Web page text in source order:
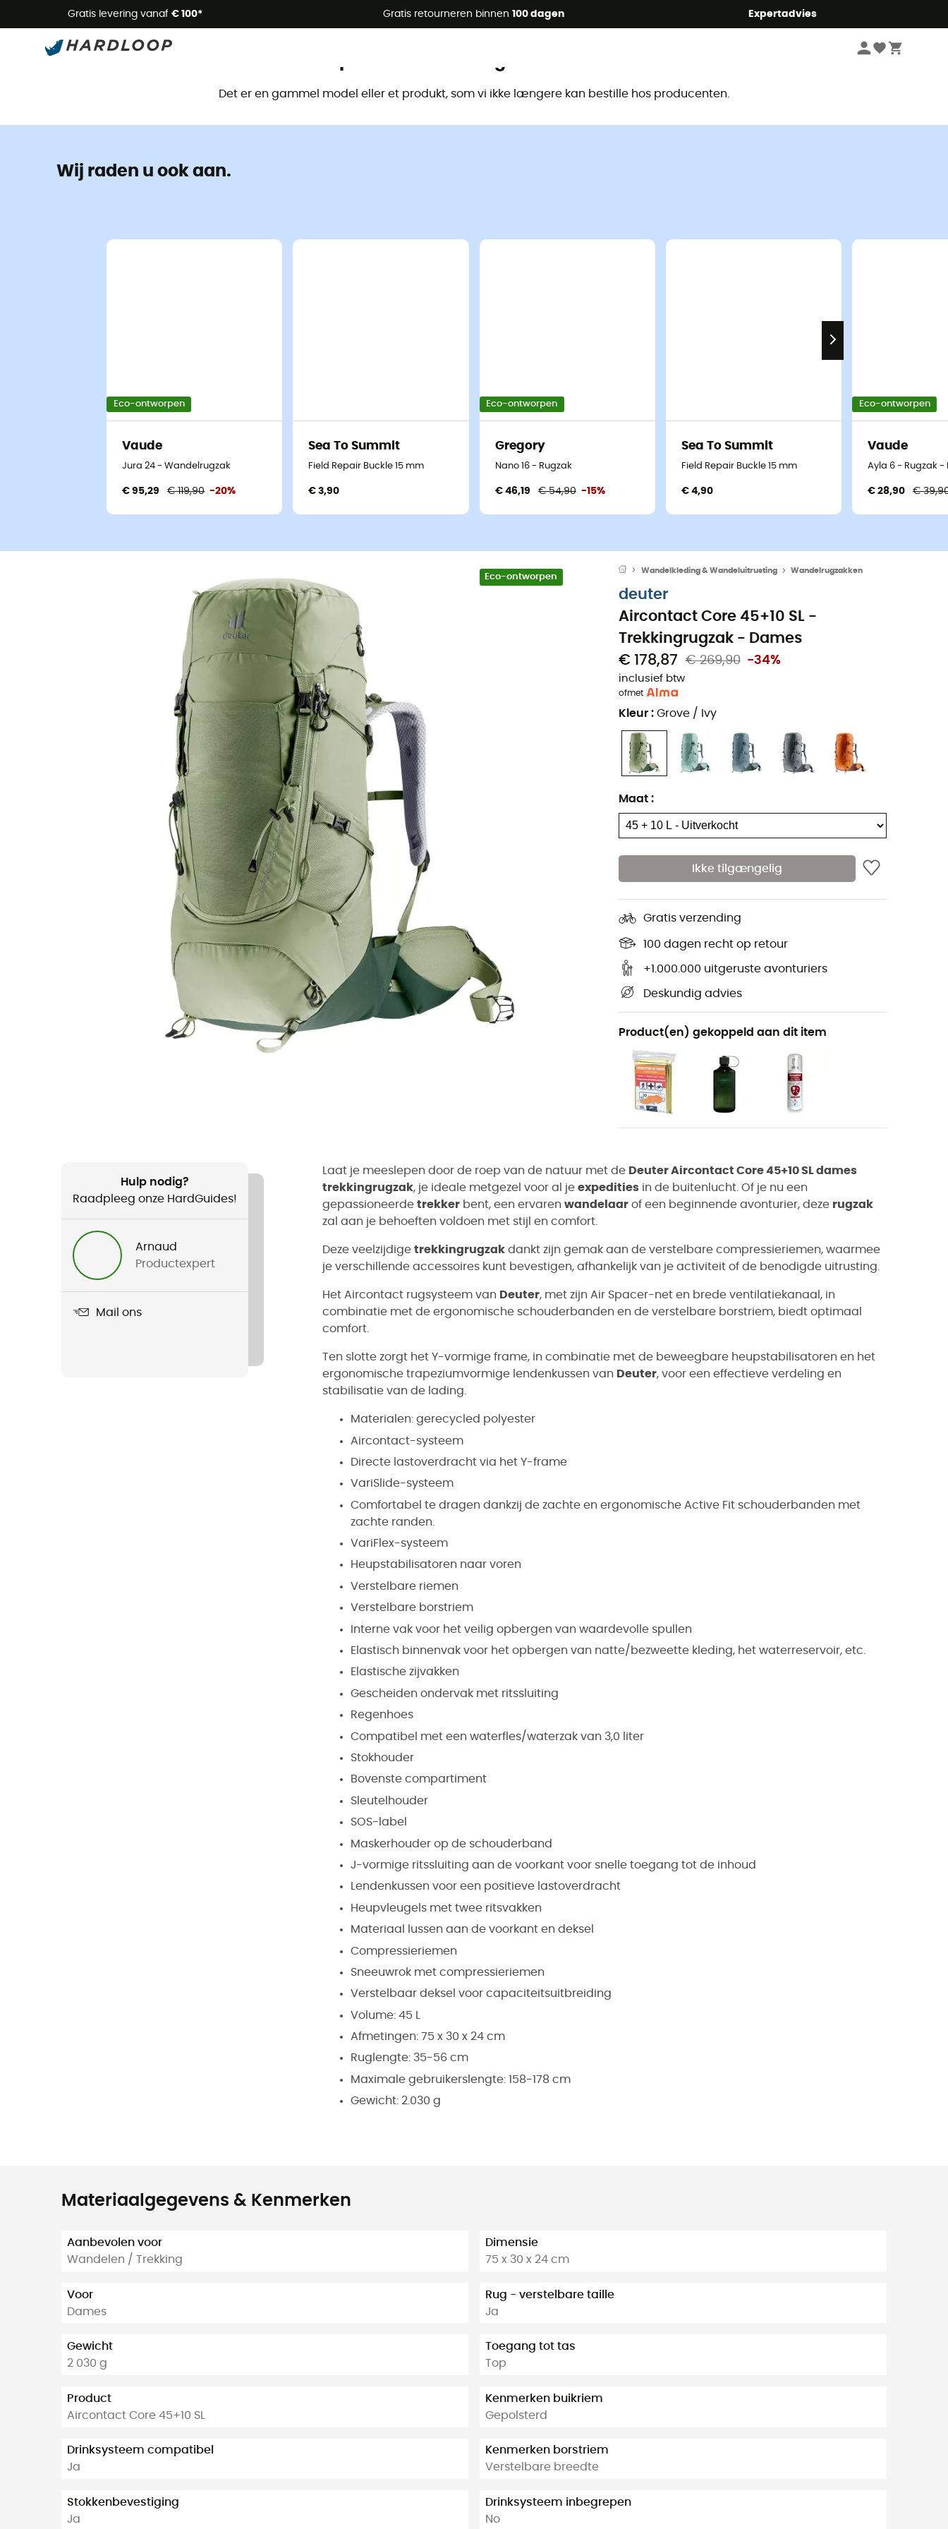
Gratis levering vanaf € 100* Gratis retourneren binnen 100 dagen Expertadvies
Zomeraanbiedingen 🔥 -5% EXTRA vanaf 2 producten* met code Summer5
Det er en gammel model eller et produkt, som vi ikke længere kan bestille hos producenten.
Wij raden u ook aan.
Eco-ontworpen
Vaude
Jura 24 - Wandelrugzak
€ 95,29 € 119,90 -20%
Sea To Summit
Field Repair Buckle 15 mm
€ 3,90
Eco-ontworpen
Gregory
Nano 16 - Rugzak
€ 46,19 € 54,90 -15%
Sea To Summit
Field Repair Buckle 15 mm
€ 4,90
Eco-ontworpen
Vaude
Ayla 6 - Rugzak -
€ 28,90 €
Eco-ontworpen
Wandelkleding & Wandeluitrusting Wandelrugzakken
deuter
Aircontact Core 45+10 SL -
Trekkingrugzak - Dames
€ 178,87
€ 269,90 -34%
inclusief btw
ofmet
Kleur : Grove / Ivy
Maat :
Ikke tilgængelig
Gratis verzending
100 dagen recht op retour
+1.000.000 uitgeruste avonturiers
Deskundig advies
Product(en) gekoppeld aan dit item
Hulp nodig?
Raadpleeg onze HardGuides!
Arnaud
Productexpert
Mail ons
Laat je meeslepen door de roep van de natuur met de Deuter Aircontact Core 45+10 SL dames
trekkingrugzak, je ideale metgezel voor al je expedities in de buitenlucht. Of je nu een
gepassioneerde trekker bent, een ervaren wandelaar of een beginnende avonturier, deze rugzak
zal aan je behoeften voldoen met stijl en comfort.
Deze veelzijdige trekkingrugzak dankt zijn gemak aan de verstelbare compressieriemen, waarmee
je verschillende accessoires kunt bevestigen, afhankelijk van je activiteit of de benodigde uitrusting.
Het Aircontact rugsysteem van Deuter, met zijn Air Spacer-net en brede ventilatiekanaal, in
combinatie met de ergonomische schouderbanden en de verstelbare borstriem, biedt optimaal
comfort.
Ten slotte zorgt het Y-vormige frame, in combinatie met de beweegbare heupstabilisatoren en het
ergonomische trapeziumvormige lendenkussen van Deuter, voor een effectieve verdeling en
stabilisatie van de lading.
Materialen: gerecycled polyester
Aircontact-systeem
Directe lastoverdracht via het Y-frame
VariSlide-systeem
Comfortabel te dragen dankzij de zachte en ergonomische Active Fit schouderbanden met
zachte randen.
VariFlex-systeem
Heupstabilisatoren naar voren
Verstelbare riemen
Verstelbare borstriem
Interne vak voor het veilig opbergen van waardevolle spullen
Elastisch binnenvak voor het opbergen van natte/bezweette kleding, het waterreservoir, etc.
Elastische zijvakken
Gescheiden ondervak met ritssluiting
Regenhoes
Compatibel met een waterfles/waterzak van 3,0 liter
Stokhouder
Bovenste compartiment
Sleutelhouder
SOS-label
Maskerhouder op de schouderband
J-vormige ritssluiting aan de voorkant voor snelle toegang tot de inhoud
Lendenkussen voor een positieve lastoverdracht
Heupvleugels met twee ritsvakken
Materiaal lussen aan de voorkant en deksel
Compressieriemen
Sneeuwrok met compressieriemen
Verstelbaar deksel voor capaciteitsuitbreiding
Volume: 45 L
Afmetingen: 75 x 30 x 24 cm
Ruglengte: 35-56 cm
Maximale gebruikerslengte: 158-178 cm
Gewicht: 2.030 g
Materiaalgegevens & Kenmerken
Aanbevolen voor
Wandelen / Trekking
Voor
Dames
Gewicht
2 030 g
Product
Aircontact Core 45+10 SL
Drinksysteem compatibel
Ja
Stokkenbevestiging
Ja
Dimensie
75 x 30 x 24 cm
Rug - verstelbare taille
Ja
Toegang tot tas
Top
Kenmerken buikriem
Gepolsterd
Kenmerken borstriem
Verstelbare breedte
Drinksysteem inbegrepen
No